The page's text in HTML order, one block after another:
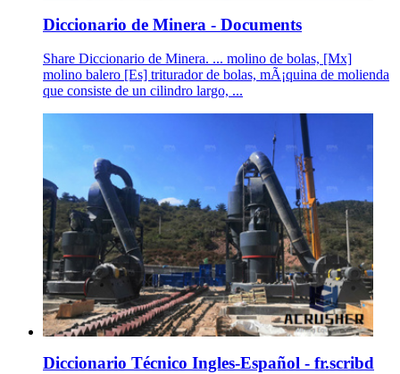
Diccionario de Minera - Documents
Share Diccionario de Minera. ... molino de bolas, [Mx]
molino balero [Es] triturador de bolas, mÃ¡quina de molienda
que consiste de un cilindro largo, ...
Diccionario Técnico Ingles-Español - fr.scribd